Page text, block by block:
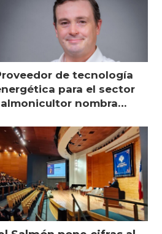
de tecnología
para el sector
nombra